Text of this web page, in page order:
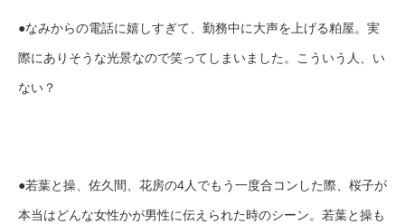
●なみからの電話に嬉しすぎて、勤務中に大声を上げる粕屋。実
際にありそうな光景なので笑ってしまいました。こういう人、い
ない？
●若葉と操、佐久間、花房の4人でもう一度合コンした際、桜子が
本当はどんな女性かが男性に伝えられた時のシーン。若葉と操も